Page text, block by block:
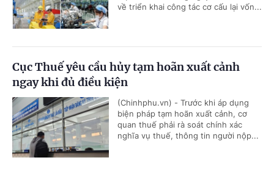
về triển khai công tác cơ cấu lại vốn...
Cục Thuế yêu cầu hủy tạm hoãn xuất cảnh
ngay khi đủ điều kiện
(Chinhphu.vn) - Trước khi áp dụng
biện pháp tạm hoãn xuất cảnh, cơ
quan thuế phải rà soát chính xác
nghĩa vụ thuế, thông tin người nộp...